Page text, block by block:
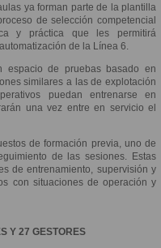
ya forman parte de la plantilla
de selección competencial
y práctica que les permitirá
de la Línea 6.
espacio de pruebas basado en
similares a las de explotación
puedan entrenarse en
una vez entre en servicio el
de formación previa, uno de
de las sesiones. Estas
de entrenamiento, supervisión y
con situaciones de operación y
Y 27 GESTORES